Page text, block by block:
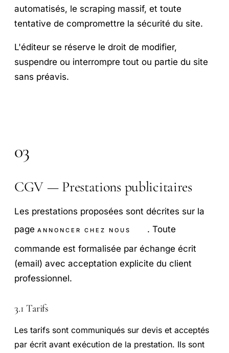
automatisés, le scraping massif, et toute
tentative de compromettre la sécurité du site.
L'éditeur se réserve le droit de modifier,
suspendre ou interrompre tout ou partie du site
sans préavis.
03
CGV — Prestations publicitaires
Les prestations proposées sont décrites sur la
page ANNONCER CHEZ NOUS
. Toute
commande est formalisée par échange écrit
(email) avec acceptation explicite du client
professionnel.
3.1 Tarifs
Les tarifs sont communiqués sur devis et acceptés
par écrit avant exécution de la prestation. Ils sont